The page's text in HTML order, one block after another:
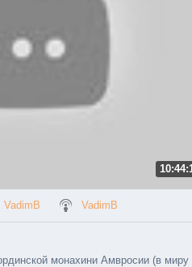
VadimB VadimB
монахини Амвросии (в